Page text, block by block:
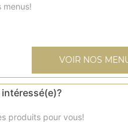
menus!
VOIR NOS
intéressé(e)?
produits pour vous!